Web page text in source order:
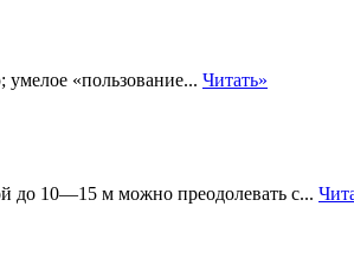
«пользование... Читать»
до 10—15 м можно преодолевать с...